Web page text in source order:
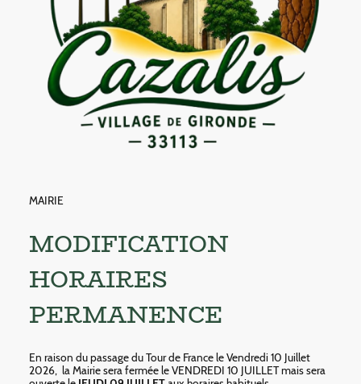
MAIRIE
MODIFICATION
HORAIRES
PERMANENCE
En raison du passage du Tour de France le Vendredi 10 Juillet
2026, la Mairie sera fermée le VENDREDI 10 JUILLET mais sera